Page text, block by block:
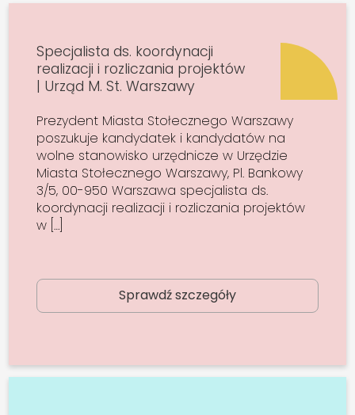
Specjalista ds. koordynacji
realizacji i rozliczania projektów
| Urząd M. St. Warszawy
Prezydent Miasta Stołecznego Warszawy
poszukuje kandydatek i kandydatów na
wolne stanowisko urzędnicze w Urzędzie
Miasta Stołecznego Warszawy, Pl. Bankowy
3/5, 00-950 Warszawa specjalista ds.
koordynacji realizacji i rozliczania projektów
w […]
Sprawdź szczegóły